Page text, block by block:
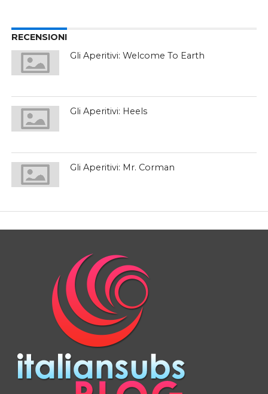
RECENSIONI
Gli Aperitivi: Welcome To Earth
Gli Aperitivi: Heels
Gli Aperitivi: Mr. Corman